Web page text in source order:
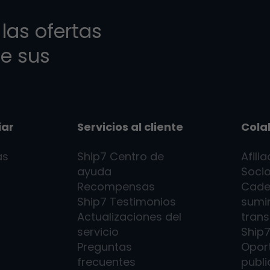
ofertas
sus
Servicios al cliente
Ship7 Centro de
ayuda
Recompensas
Ship7 Testimonios
Actualizaciones del
servicio
Preguntas
frecuentes
Ship7